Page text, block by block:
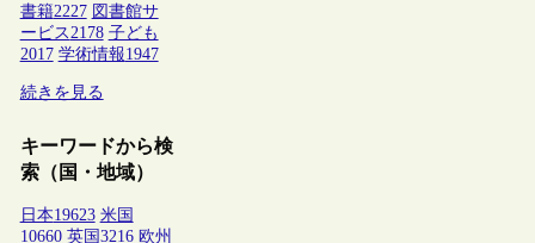
書籍2227 図書館サ
ービス 2178 子ども
2017 学術情報1947
続きを見る
キーワードから検
索（国・地域）
日本19623 米国
10660 英国 3216 欧州